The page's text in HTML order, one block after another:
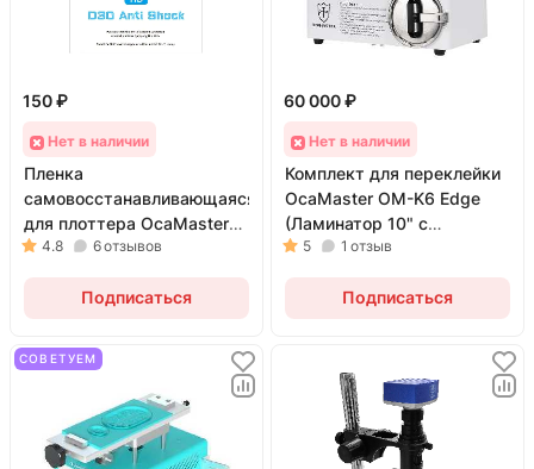
150 ₽
Нет в наличии
Пленка
самовосстанавливающаяся
для плоттера OcaMaster
EPU-HD (Глянцевая; 1
4.8 6отзывов
Подписаться
60 000 ₽
Нет в наличии
Комплект для переклейки
OcaMaster OM-K6 Edge
(Ламинатор 10" с
барокамерой)
5 1 отзыв
Подписаться
СОВЕТУЕМ